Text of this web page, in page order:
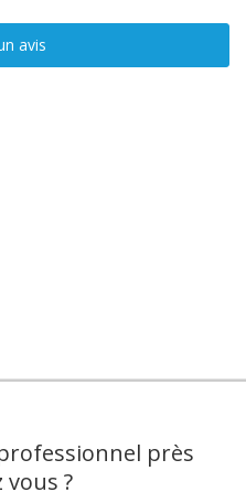
avis
près